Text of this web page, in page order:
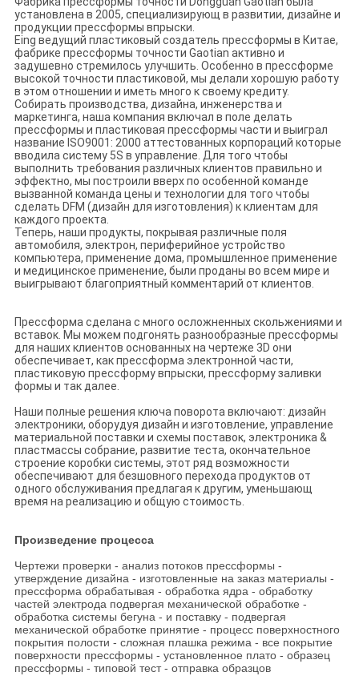
установлена в 2005, специализирующ в развитии, дизайне и
продукции прессформы впрыски.
Eing ведущий пластиковый создатель прессформы в Китае,
фабрике прессформы точности Gaotian активно и
задушевно стремилось улучшить. Особенно в прессформе
высокой точности пластиковой, мы делали хорошую работу
в этом отношении и иметь много к своему кредиту.
Собирать производства, дизайна, инженерства и
маркетинга, наша компания включал в поле делать
прессформы и пластиковая прессформы части и выиграл
название ISO9001: 2000 аттестованных корпораций которые
вводила систему 5S в управление. Для того чтобы
выполнить требования различных клиентов правильно и
эффектно, мы построили вверх по особенной команде
вызванной команда цены и технологии для того чтобы
сделать DFM (дизайн для изготовления) к клиентам для
каждого проекта.
Теперь, наши продукты, покрывая различные поля
автомобиля, электрон, периферийное устройство
компьютера, применение дома, промышленное применение
и медицинское применение, были проданы во всем мире и
выигрывают благоприятный комментарий от клиентов.
Прессформа сделана с много осложненных скольжениями и
вставок. Мы можем подгонять разнообразные прессформы
для наших клиентов основанных на чертеже 3D они
обеспечивает, как прессформа электронной части,
пластиковую прессформу впрыски, прессформу заливки
формы и так далее.
Наши полные решения ключа поворота включают: дизайн
электроники, оборудуя дизайн и изготовление, управление
материальной поставки и схемы поставок, электроника &
пластмассы собрание, развитие теста, окончательное
строение коробки системы, этот ряд возможности
обеспечивают для безшовного перехода продуктов от
одного обслуживания предлагая к другим, уменьшающ
время на реализацию и общую стоимость.
Произведение процесса
Чертежи проверки - анализ потоков прессформы -
утверждение дизайна - изготовленные на заказ материалы -
прессформа обрабатывая - обработка ядра - обработку
частей электрода подвергая механической обработке -
обработка системы бегуна - и поставку - подвергая
механической обработке принятие - процесс поверхностного
покрытия полости - сложная плашка режима - все покрытие
поверхности прессформы - установленное плато - образец
прессформы - типовой тест - отправка образцов